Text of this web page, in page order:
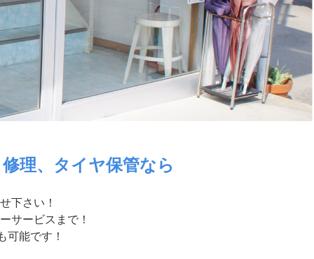
理、タイヤ保管なら
下さい！
サービスまで！
可能です！